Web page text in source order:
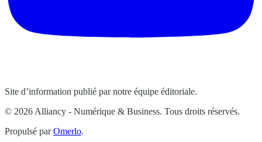
Site d’information publié par notre équipe éditoriale.
© 2026 Alliancy - Numérique & Business. Tous droits réservés.
Propulsé parOmerlo.